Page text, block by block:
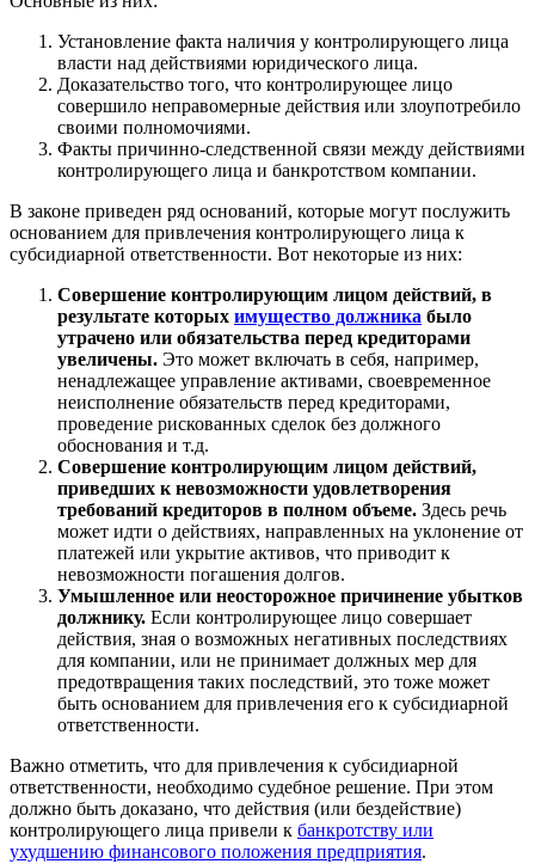
Установление факта наличия у контролирующего лица
власти над действиями юридического лица.
Доказательство того, что контролирующее лицо
совершило неправомерные действия или злоупотребило
своими полномочиями.
Факты причинно-следственной связи между действиями
контролирующего лица и банкротством компании.
В законе приведен ряд оснований, которые могут послужить
основанием для привлечения контролирующего лица к
субсидиарной ответственности. Вот некоторые из них:
Совершение контролирующим лицом действий, в
результате которых имущество должника было
утрачено или обязательства перед кредиторами
увеличены. Это может включать в себя, например,
ненадлежащее управление активами, своевременное
неисполнение обязательств перед кредиторами,
проведение рискованных сделок без должного
обоснования и т.д.
Совершение контролирующим лицом действий,
приведших к невозможности удовлетворения
требований кредиторов в полном объеме. Здесь речь
может идти о действиях, направленных на уклонение от
платежей или укрытие активов, что приводит к
невозможности погашения долгов.
Умышленное или неосторожное причинение убытков
должнику. Если контролирующее лицо совершает
действия, зная о возможных негативных последствиях
для компании, или не принимает должных мер для
предотвращения таких последствий, это тоже может
быть основанием для привлечения его к субсидиарной
ответственности.
Важно отметить, что для привлечения к субсидиарной
ответственности, необходимо судебное решение. При этом
должно быть доказано, что действия (или бездействие)
контролирующего лица привели к банкротству или
ухудшению финансового положения предприятия.